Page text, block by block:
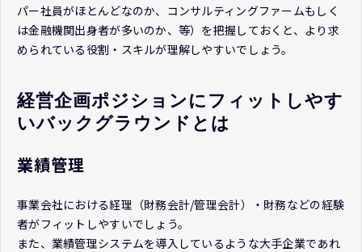
パー社員がほとんどなのか、コンサルティングファームもしく
は金融機関出身者が多いのか、等）を把握しておくと、より求
められている役割・スキルが理解しやすいでしょう。
経営企画ポジションにフィットしやす
いバックグラウンドとは
業績管理
事業会社における経理（財務会計/管理会計）・財務などの経験
者がフィットしやすいでしょう。
また、業績管理システムを導入しているような大手企業であれ